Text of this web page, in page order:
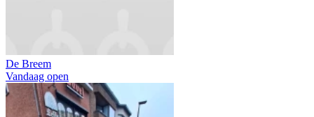
De Breem
Vandaag open